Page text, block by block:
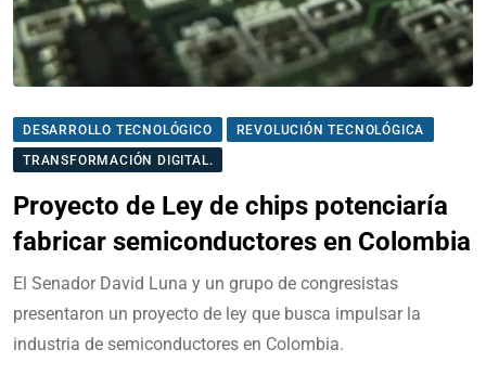
DESARROLLO TECNOLÓGICO
REVOLUCIÓN TECNOLÓGICA
TRANSFORMACIÓN DIGITAL.
Proyecto de Ley de chips potenciaría
fabricar semiconductores en Colombia
El Senador David Luna y un grupo de congresistas
presentaron un proyecto de ley que busca impulsar la
industria de semiconductores en Colombia.